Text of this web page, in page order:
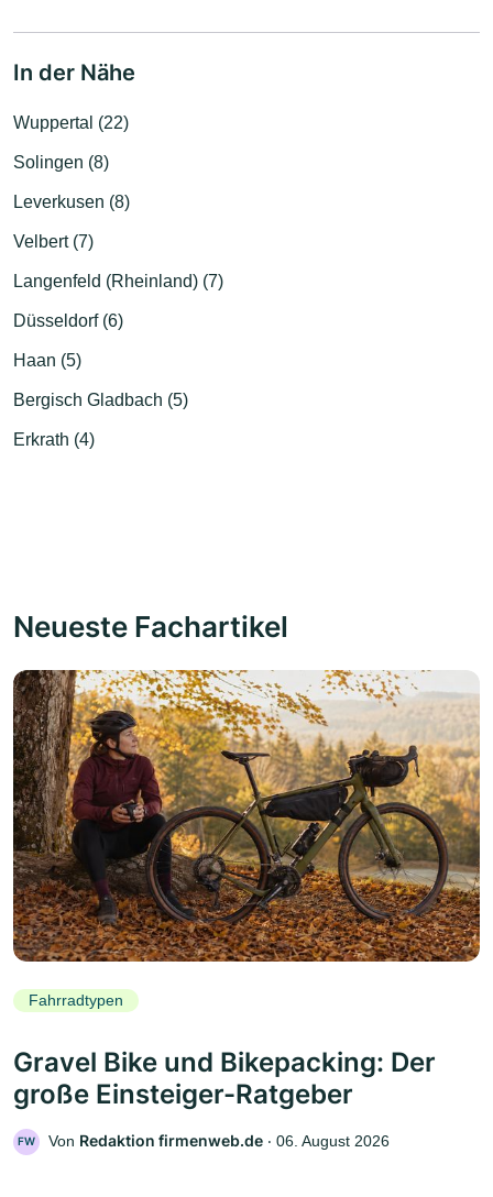
In der Nähe
Wuppertal (22)
Solingen (8)
Leverkusen (8)
Velbert (7)
Langenfeld (Rheinland) (7)
Düsseldorf (6)
Haan (5)
Bergisch Gladbach (5)
Erkrath (4)
Neueste Fachartikel
Fahrradtypen
Gravel Bike und Bikepacking: Der
große Einsteiger-Ratgeber
FW Von Redaktion firmenweb.de ‧ 06. August 2026